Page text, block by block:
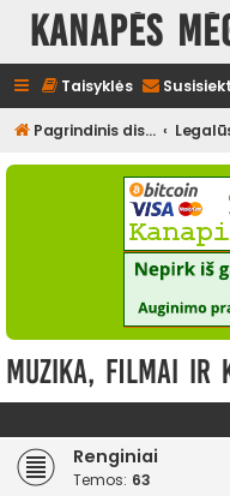
Kanapės
Taisyklės
Pagrindinis diskusijų puslapis
Muzika, filmai ir
Renginiai
Temos: 63